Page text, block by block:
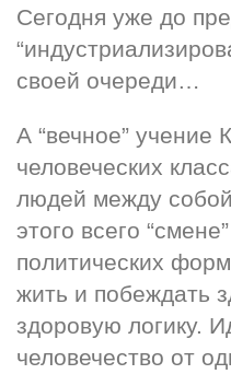
Сегодня уже до
своей очереди…
А “вечное” учение
человеческих
людей между
этого всего
политических
жить и побеждать
здоровую логику.
человечество от